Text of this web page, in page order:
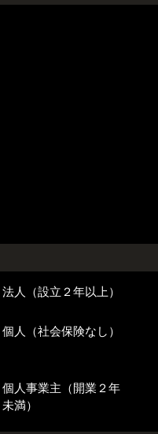
法人（設立２年以上）
個人（社会保険なし）
個人事業主（開業２年
未満）